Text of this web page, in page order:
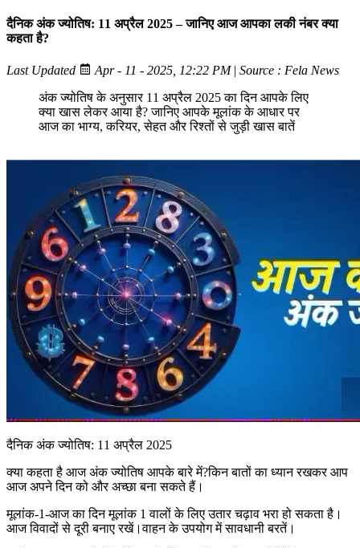
दैनिक अंक ज्योतिष: 11 अप्रैल 2025 – जानिए आज आपका लकी नंबर क्या
कहता है?
Last Updated Apr - 11 - 2025, 12:22 PM| Source : Fela News
अंक ज्योतिष के अनुसार 11 अप्रैल 2025 का दिन आपके लिए
क्या खास लेकर आया है? जानिए आपके मूलांक के आधार पर
आज का भाग्य, करियर, सेहत और रिश्तों से जुड़ी खास बातें
दैनिक अंक ज्योतिष: 11 अप्रैल 2025
क्या कहता है आज अंक ज्योतिष आपके बारे में?किन बातों का ध्यान रखकर आप
आज अपने दिन को और अच्छा बना सकते हैं।
मूलांक-1-आज का दिन मूलांक 1 वालों के लिए उतार चढ़ाव भरा हो सकता है।
आज विवादों से दूरी बनाए रखें।वाहन के उपयोग में सावधानी बरतें।